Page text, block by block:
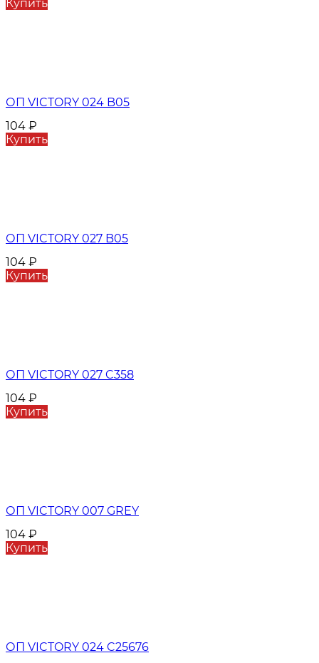
Купить
ОП VICTORY 024 B05
104 ₽
Купить
ОП VICTORY 027 B05
104 ₽
Купить
ОП VICTORY 027 C358
104 ₽
Купить
ОП VICTORY 007 GREY
104 ₽
Купить
ОП VICTORY 024 C25676